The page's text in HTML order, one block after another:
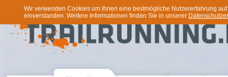
Wir verwenden Cookies um Ihnen eine bestmögliche Nutzererfahrung
einverstanden. Weitere Informationen finden Sie in unserer